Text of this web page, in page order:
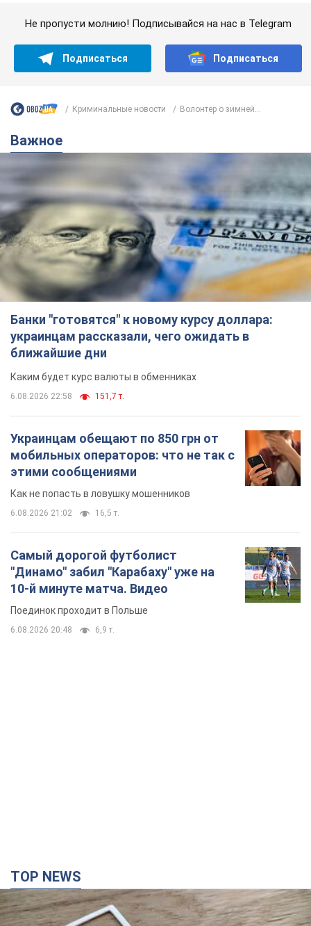
Банки "готовятся" к новому курсу доллара:
украинцам рассказали, чего ожидать в
ближайшие дни
Каким будет курс валюты в обменниках
6.08.2026 22:58 151,7 т.
Украинцам обещают по 850 грн от
мобильных операторов: что не так с
этими сообщениями
Как не попасть в ловушку мошенников
6.08.2026 21:02 16,5 т.
Самый дорогой футболист
"Динамо" забил "Карабаху" уже на
10-й минуте матча. Видео
Поединок проходит в Польше
6.08.2026 20:48 6,9 т.
Мобильные операторы подняли тарифы "до